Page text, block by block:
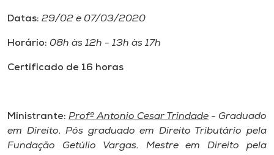
Museu
Store
Datas: 29/02 e 07/03/2020
Horário: 08h às 12h - 13h às 17h
Certificado de 16 horas
Ministrante: Profº Antonio Cesar Trindade - Graduado
em Direito. Pós graduado em Direito Tributário pela
Fundação Getúlio Vargas. Mestre em Direito pela